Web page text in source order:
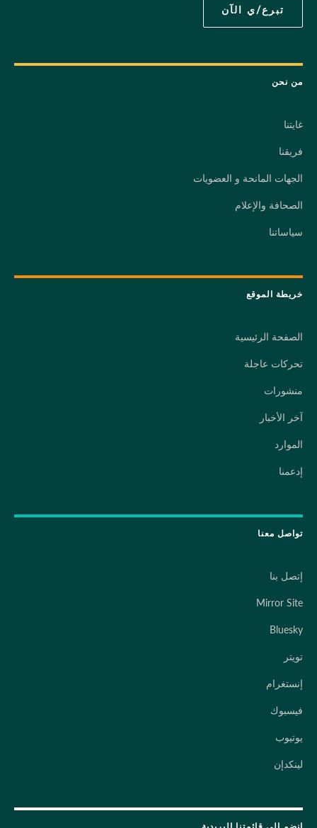
تبرع/ي الآن
من نحن
غايتنا
فريقنا
الجهات المانحة و العضويات
الصحافة والإعلام
سياساتنا
خريطة الموقع
الصفحة الرئيسية
تحركات عاجلة
منشورات
آخر الأخبار
الموارد
إدعمنا
تواصل معنا
إتصل بنا
Mirror Site
Bluesky
تويتر
إنستغرام
فيسبوك
يوتيوب
لينكدإن